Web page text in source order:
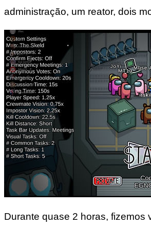
administração, um reator, dois
Durante quase 2 horas, fizemos